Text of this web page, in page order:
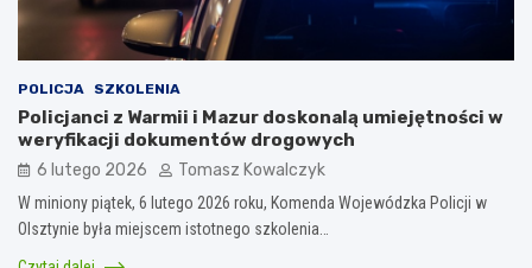
POLICJA SZKOLENIA
Policjanci z Warmii i Mazur doskonalą umiejętności w
weryfikacji dokumentów drogowych
6 lutego 2026 Tomasz Kowalczyk
W miniony piątek, 6 lutego 2026 roku, Komenda Wojewódzka Policji w
Olsztynie była miejscem istotnego szkolenia…